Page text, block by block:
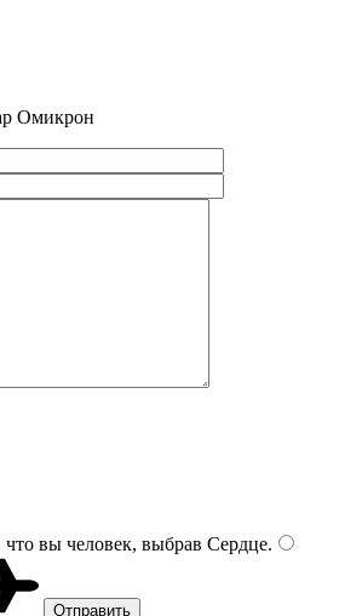
Омикрон
вы человек, выбрав Сердце.